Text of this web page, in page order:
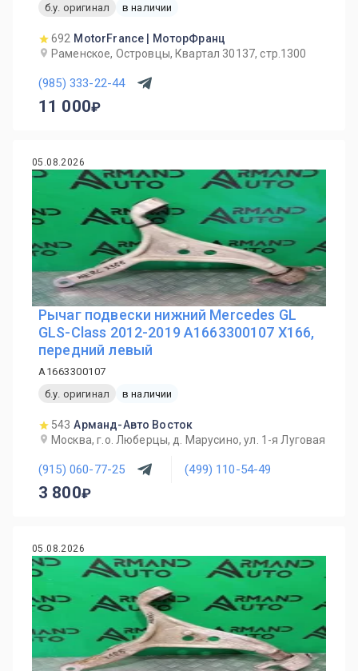
б.у. оригинал
в наличии
692 MotorFrance | МоторФранц
Раменское, Островцы, Квартал 30137, стр.1300
(985) 333-22-44
11 000
05.08.2026
Рычаг подвески нижний Mercedes GL
GLS-Class 2012-2019 A1663300107 X166,
передний левый
A1663300107
б.у. оригинал
в наличии
543 Арманд-Авто Восток
Москва, г.о. Люберцы, д. Марусино, ул. 1-я Луговая
(915) 060-77-25 (499) 110-54-49
3 800
05.08.2026